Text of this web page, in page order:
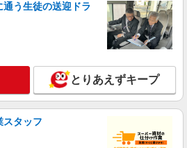
株式会社 20531_p
生した場合、残業代を1
別途支給します。
鉄 群馬工場店 （群馬県太田市新田反
番地 内社員食堂1階）
詳細を見る
う生徒の送迎ドラ
とりあえずキープ
スタッフ